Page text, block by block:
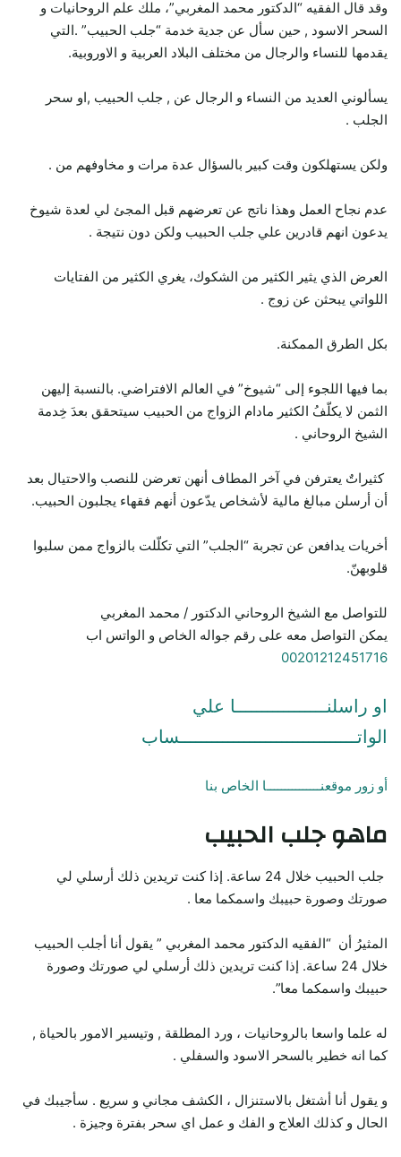
وقد قال الفقيه “الدكتور محمد المغربي”، ملك علم الروحانيات و
السحر الاسود , حين سأل عن جدية خدمة “جلب الحبيب” .التي
يقدمها للنساء والرجال من مختلف البلاد العربية و الاوروبية.
يسألوني العديد من النساء و الرجال عن , جلب الحبيب ,او سحر
الجلب .
ولكن يستهلكون وقت كبير بالسؤال عدة مرات و مخاوفهم من .
عدم نجاح العمل وهذا ناتج عن تعرضهم قبل المجئ لي لعدة شيوخ
يدعون انهم قادرين علي جلب الحبيب ولكن دون نتيجة .
العرض الذي يثير الكثير من الشكوك، يغري الكثير من الفتايات
اللواتي يبحثن عن زوج .
بكل الطرق الممكنة.
بما فيها اللجوء إلى “شيوخ” في العالم الافتراضي. بالنسبة إليهن
الثمن لا يكلّفُ الكثير مادام الزواج من الحبيب سيتحقق بعدَ خِدمة
الشيخ الروحاني .
كثيراتٌ يعترفن في آخر المطاف أنهن تعرضن للنصب والاحتيال بعد
أن أرسلن مبالغ مالية لأشخاص يدّعون أنهم فقهاء يجلبون الحبيب.
أخريات يدافعن عن تجربة “الجلب” التي تكلّلت بالزواج ممن سلبوا
قلوبهنّ.
للتواصل مع الشيخ الروحاني الدكتور / محمد المغربي
يمكن التواصل معه على رقم جواله الخاص و الواتس اب
00201212451716
او راسلنـــــــــــــــــا علي
الواتـــــــــــــــــــــــــــــــــساب
أو زور موقعنـــــــــــــــا الخاص بنا
ماهو جلب الحبيب
جلب الحبيب خلال 24 ساعة. إذا كنت تريدين ذلك أرسلي لي
صورتك وصورة حبيبك واسمكما معا .
المثيرُ أن “الفقيه الدكتور محمد المغربي ” يقول أنا أجلب الحبيب
خلال 24 ساعة. إذا كنت تريدين ذلك أرسلي لي صورتك وصورة
حبيبك واسمكما معا”.
له علما واسعا بالروحانيات ، ورد المطلقة , وتيسير الامور بالحياة ,
كما انه خطير بالسحر الاسود والسفلي .
و يقول أنا أشتغل بالاستنزال ، الكشف مجاني و سريع . سأجيبك في
الحال و كذلك العلاج و الفك و عمل اي سحر بفترة وجيزة .